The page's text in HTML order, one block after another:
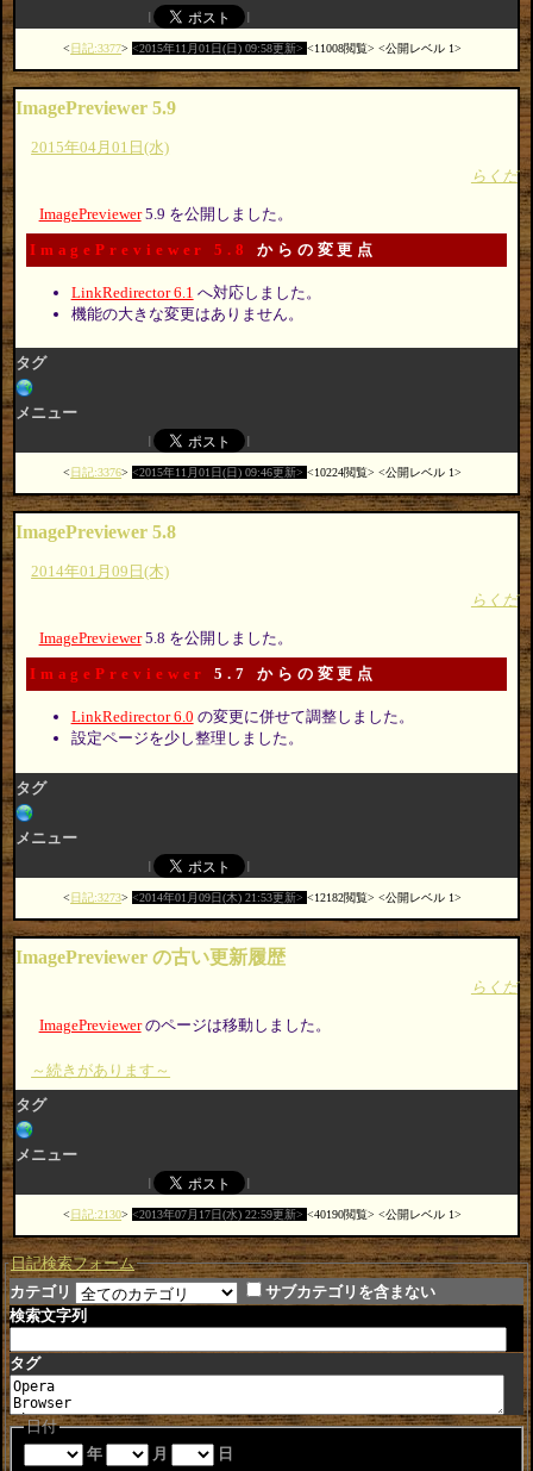
日記:3377 2015年11月01日(日) 09:58更新 11008閲覧 公開レベル 1
ImagePreviewer 5.9
2015年04月01日(水)
らくだ
ImagePreviewer5.9 を公開しました。
ImagePreviewer 5.8 からの変更点
LinkRedirector 6.1 へ対応しました。
機能の大きな変更はありません。
タグ
メニュー
日記:3376 2015年11月01日(日) 09:46更新 10224閲覧 公開レベル 1
ImagePreviewer 5.8
2014年01月09日(木)
らくだ
ImagePreviewer5.8 を公開しました。
ImagePreviewer 5.7 からの変更点
LinkRedirector 6.0 の変更に併せて調整しました。
設定ページを少し整理しました。
タグ
メニュー
日記:3273 2014年01月09日(木) 21:53更新 12182閲覧 公開レベル 1
ImagePreviewer の古い更新履歴
らくだ
ImagePreviewerのページは移動しました。
～続きがあります～
タグ
メニュー
日記:2130 2013年07月17日(水) 22:59更新 40190閲覧 公開レベル 1
日記検索フォーム
カテゴリ
サブカテゴリを含まない
検索文字列
タグ
日付
年
月 日